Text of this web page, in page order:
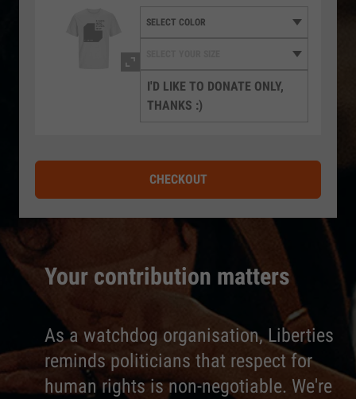
Your contribution matters
As a watchdog organisation, Liberties
reminds politicians that respect for
human rights is non-negotiable. We're
I'D LIKE TO DONATE ONLY,
THANKS :)
CHECKOUT